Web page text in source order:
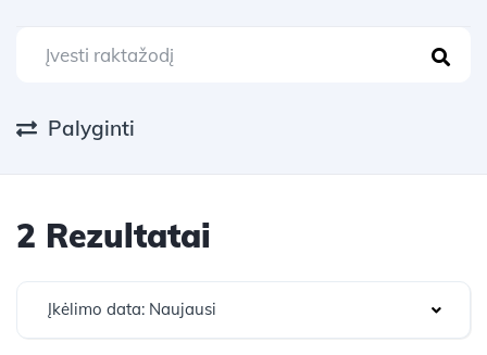
Palyginti
2 Rezultatai
Įkėlimo data: Naujausi